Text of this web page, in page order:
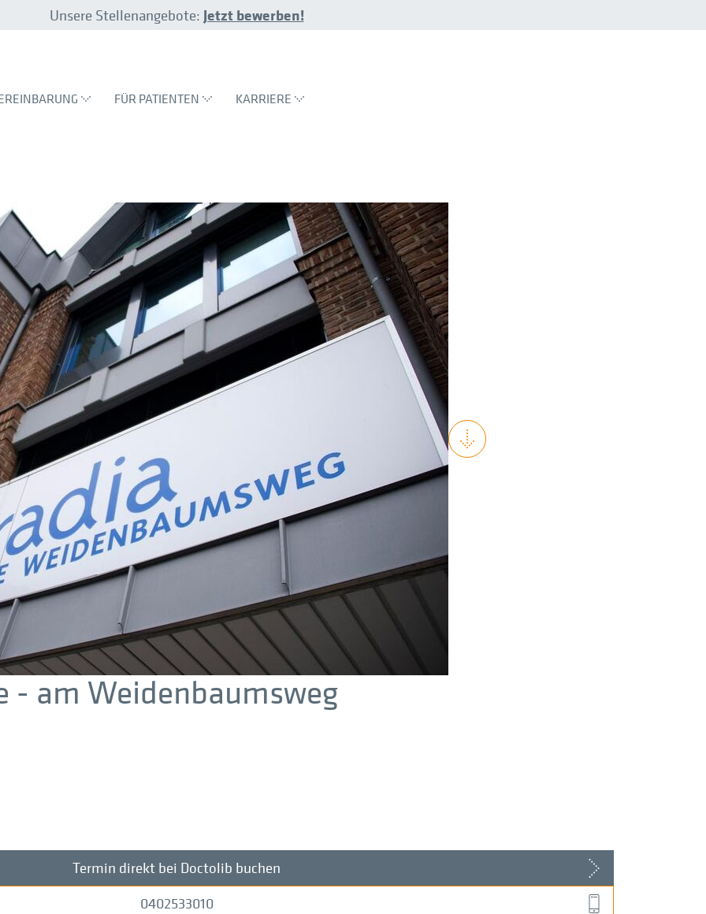
Unsere Stellenangebote: Jetzt bewerben!
FÜR PATIENTEN KARRIERE
- am Weidenbaumsweg
Termin direkt bei Doctolib buchen
0402533010